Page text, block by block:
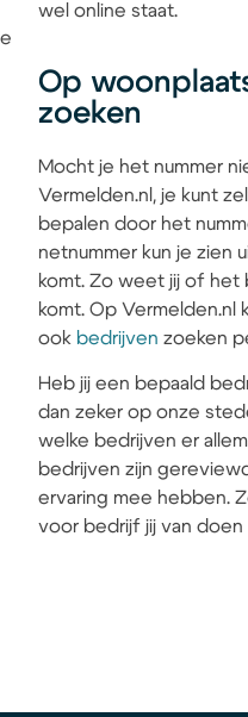
wel online staat.
Op
zoeken
Mocht je het nummer
Vermelden.nl, je kunt
bepalen door het
netnummer kun je zien
komt. Zo weet jij of het
komt. Op Vermelden.nl
ook bedrijven zoeken
Heb jij een bepaald
dan zeker op onze
welke bedrijven er
bedrijven zijn
ervaring mee hebben.
voor bedrijf jij van doen